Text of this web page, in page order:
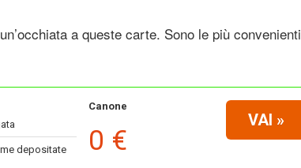
a queste carte. Sono le più convenienti
depositate
Canone
0 €
VAI »